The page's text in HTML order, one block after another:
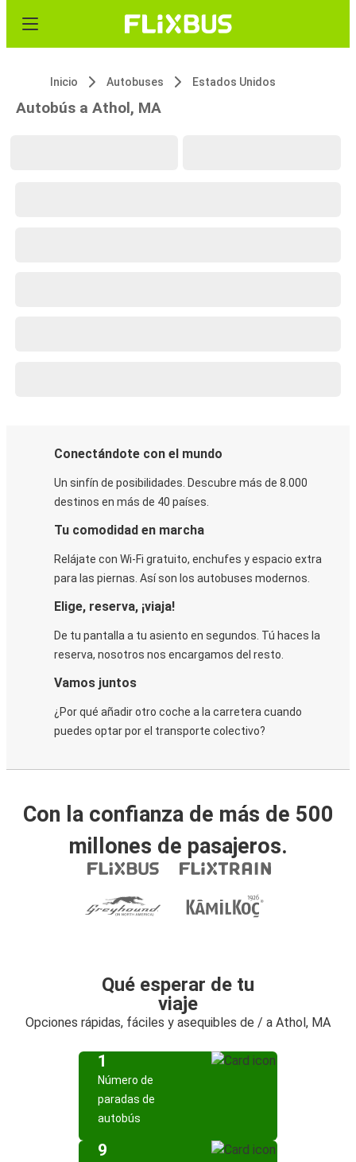
Inicio Autobuses Estados Unidos
Autobús a Athol, MA
Conectándote con el mundo
Un sinfín de posibilidades. Descubre más de 8.000
destinos en más de 40 países.
Tu comodidad en marcha
Relájate con Wi-Fi gratuito, enchufes y espacio extra
para las piernas. Así son los autobuses modernos.
Elige, reserva, ¡viaja!
De tu pantalla a tu asiento en segundos. Tú haces la
reserva, nosotros nos encargamos del resto.
Vamos juntos
¿Por qué añadir otro coche a la carretera cuando
puedes optar por el transporte colectivo?
Con la confianza de más de 500
millones de pasajeros.
Qué esperar de tu
viaje
Opciones rápidas, fáciles y asequibles de / a Athol, MA
1
Número de
paradas de
autobús
9